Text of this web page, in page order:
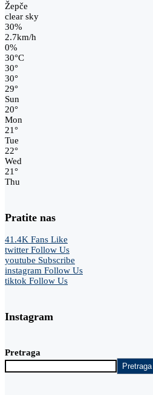
Žepče
clear sky
30%
2.7km/h
0%
30°C
30°
30°
29°
Sun
20°
Mon
21°
Tue
22°
Wed
21°
Thu
Pratite nas
41.4K Fans Like
twitter Follow Us
youtube Subscribe
instagram Follow Us
tiktok Follow Us
Instagram
Pretraga
Pretraga